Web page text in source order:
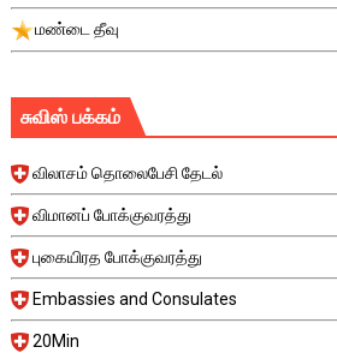
மண்டை தீவு
சுவிஸ் பக்கம்
விலாசம் தொலைபேசி தேடல்
விமானப் போக்குவரத்து
புகையிரத போக்குவரத்து
Embassies and Consulates
20Min